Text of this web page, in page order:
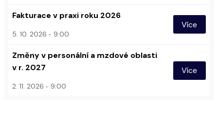
Fakturace v praxi roku 2026
5. 10. 2026 9:00
Více
Změny v personální a mzdové oblasti
v r. 2027
2. 11. 2026 9:00
Více